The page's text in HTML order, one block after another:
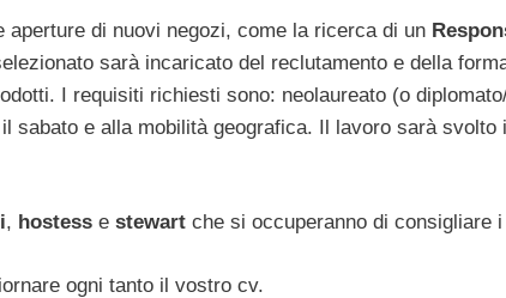
di nuovi negozi, come la ricerca di un
sarà incaricato del reclutamento e della
I requisiti richiesti sono: neolaureato (o
sabato e alla mobilità geografica. Il lavoro sarà svolto
, hostess e stewart che si occuperanno di consigliare
ogni tanto il vostro cv.